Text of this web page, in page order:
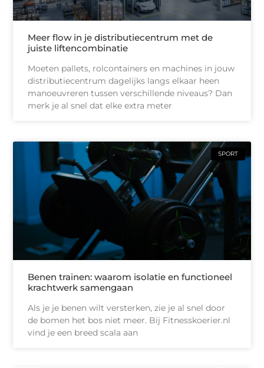
Meer flow in je distributiecentrum met de
juiste liftencombinatie
Moeten pallets, rolcontainers en machines in jouw
distributiecentrum dagelijks langs elkaar heen
manoeuvreren tussen verschillende niveaus? Dan
merk je al snel dat elke extra meter
SPORT
Benen trainen: waarom isolatie en functioneel
krachtwerk samengaan
Als je je benen wilt versterken, zie je al snel door
de bomen het bos niet meer. Bij Fitnesskoerier.nl
vind je een breed scala aan